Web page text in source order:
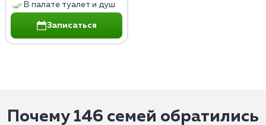
В палате туалет и душ
Записаться
Почему 146 семей обратились